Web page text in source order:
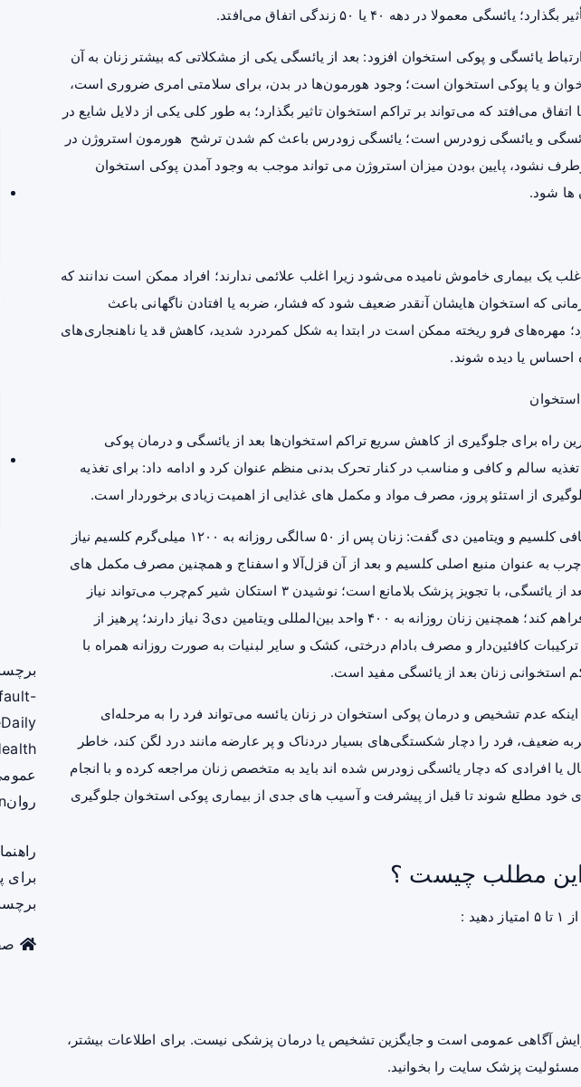
معمولا در دهه ۴۰ یا ۵۰ زندگی اتفاق می‌افتد.
یائسگی و پوکی استخوان افزود: بعد از یائسگی یکی از مشکلاتی که بیشتر زنان به آن
و یا پوکی استخوان است؛ وجود هورمون‌ها در بدن، برای سلامتی امری ضروری است،
می‌افتد که می‌تواند بر تراکم استخوان تاثیر بگذارد؛ به طور کلی یکی از دلایل شایع در
یائسگی و یائسگی زودرس است؛ یائسگی زودرس باعث کم شدن ترشح هورمون استروژن در
نشود، پایین بودن میزان استروژن می تواند موجب به وجود آمدن پوکی استخوان
شود.
یک بیماری خاموش نامیده می‌شود زیرا اغلب علائمی ندارند؛ افراد ممکن است ندانند که
که استخوان هایشان آنقدر ضعیف شود که فشار، ضربه یا افتادن ناگهانی باعث
فرو ریخته ممکن است در ابتدا به شکل کمردرد شدید، کاهش قد یا ناهنجاری‌های
احساس یا دیده شوند.
راه برای جلوگیری از کاهش سریع تراکم استخوان‌ها بعد از یائسگی و درمان پوکی
سالم و کافی و مناسب در کنار تحرک بدنی منظم عنوان کرد و ادامه داد: برای تغذیه
از استئو پروز، مصرف مواد و مکمل های غذایی از اهمیت زیادی برخوردار است.
مهدی پور در ارتباط با مصرف کافی کلسیم و ویتامین دی گفت: زنان پس از ۵۰ سالگی روزانه به ۱۲۰۰ میلی‌گرم کلسیم نیاز
به عنوان منبع اصلی کلسیم و بعد از آن قزل‌آلا و اسفناج و همچنین مصرف مکمل های
حاوی مقادیر استاندارد کلسیم بعد از یائسگی، با تجویز پزشک بلامانع است؛ نوشیدن ۳ استکان شیر کم‌چرب می‌تواند نیاز
روزانه به کلسیم را تا حد زیادی فراهم کند؛ همچنین زنان روزانه به ۴۰۰ واحد بین‌المللی ویتامین دی3 نیاز دارند؛ پرهیز از
ترکیبات کافئین‌دار و مصرف بادام درختی، کشک و سایر لبنیات به صورت روزانه همراه با
استخوانی زنان بعد از یائسگی مفید است.
اینکه عدم تشخیص و درمان پوکی استخوان در زنان یائسه می‌تواند فرد را به مرحله‌ای
ضعیف، فرد را دچار شکستگی‌های بسیار دردناک و پر عارضه مانند درد لگن کند، خاطر
کرد: زنان بالای سن ۵۰ سال یا افرادی که دچار یائسگی زودرس شده اند باید به متخصص زنان مراجعه کرده و با انجام
خود مطلع شوند تا قبل از پیشرفت و آسیب های جدی از بیماری پوکی استخوان جلوگیری
این مطلب چیست ؟
:
آگاهی عمومی است و جایگزین تشخیص یا درمان پزشکی نیست. برای اطلاعات بیشتر،
پزشک سایت را بخوانید.
روان
برای